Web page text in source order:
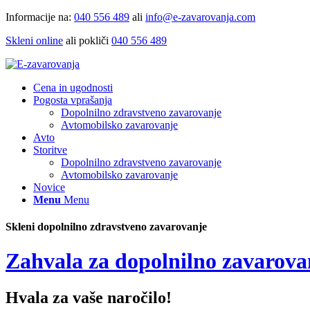
Informacije na: 040 556 489 ali info@e-zavarovanja.com
Skleni online ali pokliči 040 556 489
Cena in ugodnosti
Pogosta vprašanja
Dopolnilno zdravstveno zavarovanje
Avtomobilsko zavarovanje
Avto
Storitve
Dopolnilno zdravstveno zavarovanje
Avtomobilsko zavarovanje
Novice
Menu Menu
Skleni dopolnilno zdravstveno zavarovanje
Zahvala za dopolnilno
Hvala za vaše naročilo!